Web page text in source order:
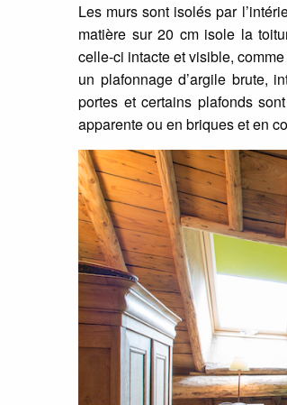
Les murs sont isolés par
matière sur 20 cm isole la
celle-ci intacte et visible,
un plafonnage d’argile brute,
portes et certains plafonds
apparente ou en briques et en